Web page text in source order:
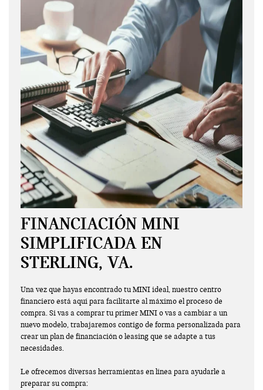
FINANCIACIÓN MINI
SIMPLIFICADA EN
STERLING, VA.
Una vez que hayas encontrado tu MINI ideal, nuestro centro
financiero está aquí para facilitarte al máximo el proceso de
compra. Si vas a comprar tu primer MINI o vas a cambiar a un
nuevo modelo, trabajaremos contigo de forma personalizada para
crear un plan de financiación o leasing que se adapte a tus
necesidades.
Le ofrecemos diversas herramientas en línea para ayudarle a
preparar su compra: